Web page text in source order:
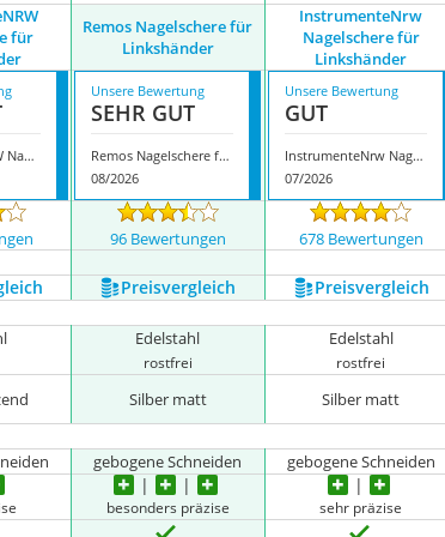
für
Remos Nagelschere für
Linkshänder
InstrumenteNrw
Nagelschere für
Linkshänder
InstrumenteNRW Nagelschere für Linkshänder
Unsere Bewertung
SEHR GUT
Remos Nagelschere für Linkshänder
08/2026
Unsere Bewertung
GUT
InstrumenteNrw Nagelschere für Linkshänder
07/2026
96 Bewertungen 678 Bewertungen
Preis­vergleich Preis­vergleich
Edelstahl
rostfrei
Edelstahl
rostfrei
Silber matt Silber matt
gebogene Schneiden gebogene Schneiden
besonders präzise sehr präzise